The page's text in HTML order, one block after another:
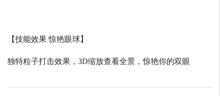
【技能效果 惊艳眼球】
独特粒子打击效果， 3D缩放查看全景，惊艳你的双眼